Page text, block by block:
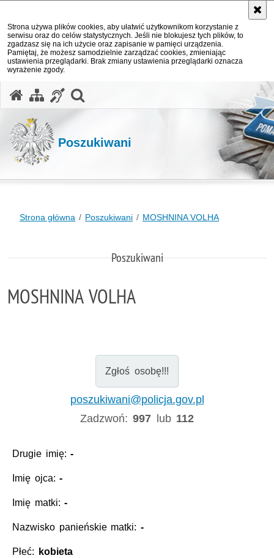
Strona używa plików cookies, aby ułatwić użytkownikom korzystanie z
serwisu oraz do celów statystycznych. Jeśli nie blokujesz tych plików, to
zgadzasz się na ich użycie oraz zapisanie w pamięci urządzenia.
Pamiętaj, że możesz samodzielnie zarządzać cookies, zmieniając
ustawienia przeglądarki. Brak zmiany ustawienia przeglądarki oznacza
wyrażenie zgody.
Poszukiwani
Strona główna Poszukiwani MOSHNINA VOLHA
Poszukiwani
MOSHNINA VOLHA
Zgłoś osobę!!!
poszukiwani@policja.gov.pl
Zadzwoń:997 lub 112
Drugie imię:-
Imię ojca:-
Imię matki:-
Nazwisko panieńskie matki: -
Płeć: kobieta